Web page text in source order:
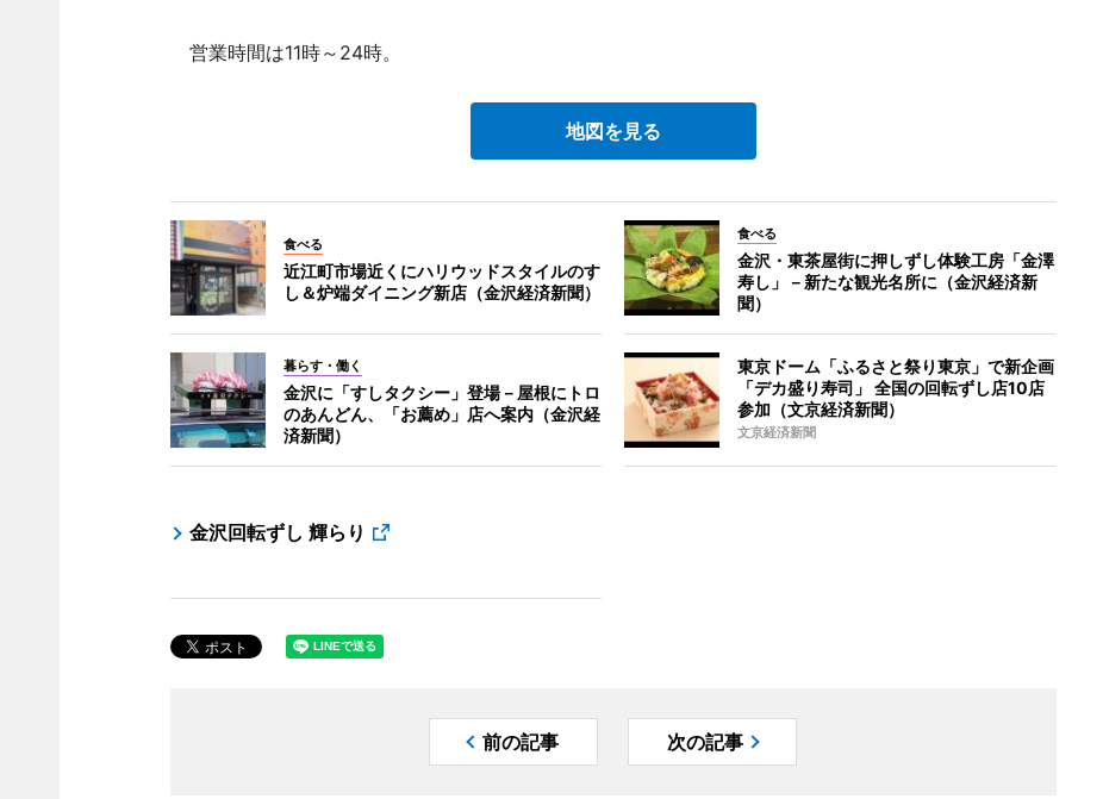
営業時間は11時～24時。
地図を見る
食べる
近江町市場近くにハリウッドスタイルのす
し＆炉端ダイニング新店（金沢経済新聞）
食べる
金沢・東茶屋街に押しずし体験工房「金澤
寿し」－新たな観光名所に（金沢経済新
聞）
暮らす・働く
金沢に「すしタクシー」登場－屋根にトロ
のあんどん、「お薦め」店へ案内（金沢経
済新聞）
東京ドーム「ふるさと祭り東京」で新企画
「デカ盛り寿司」 全国の回転ずし店10店
参加（文京経済新聞）
文京経済新聞
金沢回転ずし 輝らり
前の記事 次の記事